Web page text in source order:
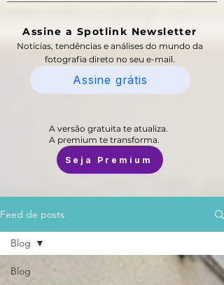
Assine a Spotlink Newsletter
Notícias, tendências e análises do mundo da
fotografia direto no seu e-mail.
Assine grátis
A versão gratuita te atualiza.
A premium te transforma.
Seja Premium
Feed de posts
Blog
Blog